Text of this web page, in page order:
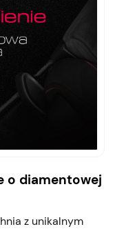
o diamentowej
z unikalnym